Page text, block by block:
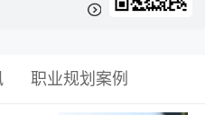
职业规划案例